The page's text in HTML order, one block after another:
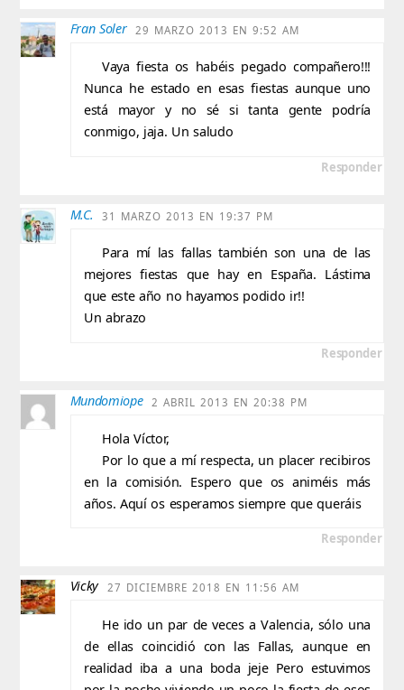
Fran Soler 29 MARZO 2013 EN 9:52 AM
Vaya fiesta os habéis pegado compañero!!!
Nunca he estado en esas fiestas aunque uno
está mayor y no sé si tanta gente podría
conmigo, jaja. Un saludo
Responder
M.C. 31 MARZO 2013 EN 19:37 PM
Para mí las fallas también son una de las
mejores fiestas que hay en España. Lástima
que este año no hayamos podido ir!!
Un abrazo
Responder
Mundomiope 2 ABRIL 2013 EN 20:38 PM
Hola Víctor,
Por lo que a mí respecta, un placer recibiros
en la comisión. Espero que os animéis más
años. Aquí os esperamos siempre que queráis
Responder
Vicky 27 DICIEMBRE 2018 EN 11:56 AM
He ido un par de veces a Valencia, sólo una
de ellas coincidió con las Fallas, aunque en
realidad iba a una boda jeje Pero estuvimos